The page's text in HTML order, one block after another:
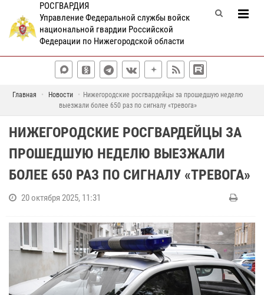
РОСГВАРДИЯ
Управление Федеральной службы войск
национальной гвардии Российской
Федерации по Нижегородской области
Главная Новости
Нижегородские росгвардейцы за прошедшую неделю
выезжали более 650 раз по сигналу «тревога»
НИЖЕГОРОДСКИЕ РОСГВАРДЕЙЦЫ ЗА
ПРОШЕДШУЮ НЕДЕЛЮ ВЫЕЗЖАЛИ
БОЛЕЕ 650 РАЗ ПО СИГНАЛУ «ТРЕВОГА»
20 октября 2025, 11:31